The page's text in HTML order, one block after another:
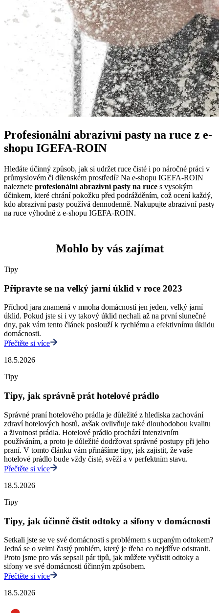
Profesionální abrazivní pasty na ruce z e-
shopu IGEFA-ROIN
Hledáte účinný způsob, jak si udržet ruce čisté i po náročné práci v
průmyslovém či dílenském prostředí? Na e-shopu IGEFA-ROIN
naleznete profesionální abrazivní pasty na ruce s vysokým
účinkem, které chrání pokožku před podrážděním, což ocení každý,
kdo abrazivní pasty používá dennodenně. Nakupujte abrazivní pasty
na ruce výhodně z e-shopu IGEFA-ROIN.
Mohlo by vás zajímat
Tipy
Připravte se na velký jarní úklid v roce 2023
Příchod jara znamená v mnoha domácností jen jeden, velký jarní
úklid. Pokud jste si i vy takový úklid nechali až na první slunečné
dny, pak vám tento článek poslouží k rychlému a efektivnímu úklidu
domácnosti.
Přečtěte si více
18.5.2026
Tipy
Tipy, jak správně prát hotelové prádlo
Správné praní hotelového prádla je důležité z hlediska zachování
zdraví hotelových hostů, avšak ovlivňuje také dlouhodobou kvalitu
a životnost prádla. Hotelové prádlo prochází intenzivním
používáním, a proto je důležité dodržovat správné postupy při jeho
praní. V tomto článku vám přinášíme tipy, jak zajistit, že vaše
hotelové prádlo bude vždy čisté, svěží a v perfektním stavu.
Přečtěte si více
18.5.2026
Tipy
Tipy, jak účinně čistit odtoky a sifony v domácnosti
Setkali jste se ve své domácnosti s problémem s ucpaným odtokem?
Jedná se o velmi častý problém, který je třeba co nejdříve odstranit.
Proto jsme pro vás sepsali pár tipů, jak můžete vyčistit odtoky a
sifony ve své domácnosti účinným způsobem.
Přečtěte si více
18.5.2026